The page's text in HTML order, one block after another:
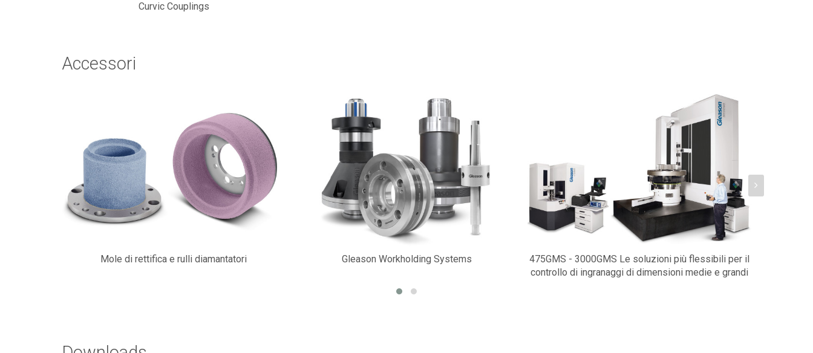
Curvic Couplings
Accessori
Mole di rettifica e rulli diamantatori Gleason Workholding Systems
475GMS - 3000GMS Le soluzioni più flessibili per il
controllo di ingranaggi di dimensioni medie e grandi